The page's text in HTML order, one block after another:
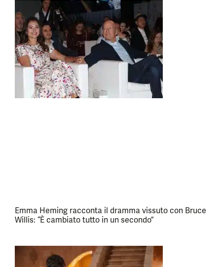
Emma Heming racconta il dramma vissuto con Bruce
Willis: “È cambiato tutto in un secondo”